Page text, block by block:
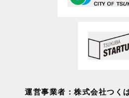
運営事業者：株式会社つく